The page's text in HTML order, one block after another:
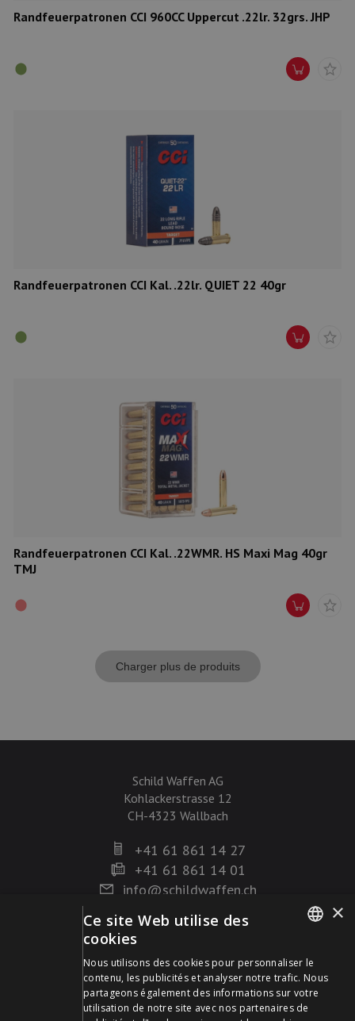
Randfeuerpatronen CCI 960CC Uppercut .22lr. 32grs. JHP
Randfeuerpatronen CCI Kal. .22lr. QUIET 22 40gr
Randfeuerpatronen CCI Kal. .22WMR. HS Maxi Mag 40gr
TMJ
Charger plus de produits
Schild Waffen AG
Kohlackerstrasse 12
CH-4323 Wallbach
+41 61 861 14 27
+41 61 861 14 01
info@schildwaffen.ch
Mode de paiement
FRENCH
×
Ce site Web utilise des
cookies
Nous utilisons des cookies pour personnaliser le
contenu, les publicités et analyser notre trafic. Nous
partageons également des informations sur votre
utilisation de notre site avec nos partenaires de